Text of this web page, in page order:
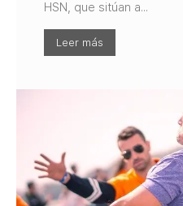
HSN, que sitúan a...
Leer más